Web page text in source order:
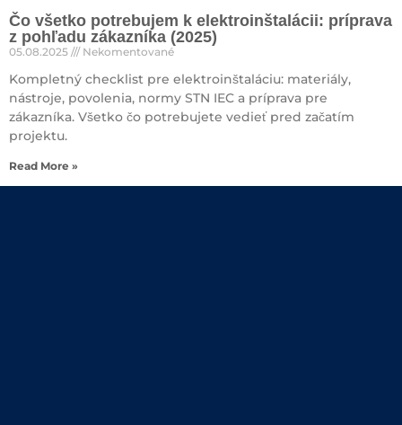
Čo všetko potrebujem k elektroinštalácii: príprava
z pohľadu zákazníka (2025)
05.08.2025 Nekomentované
Kompletný checklist pre elektroinštaláciu: materiály,
nástroje, povolenia, normy STN IEC a príprava pre
zákazníka. Všetko čo potrebujete vedieť pred začatím
projektu.
Read More »